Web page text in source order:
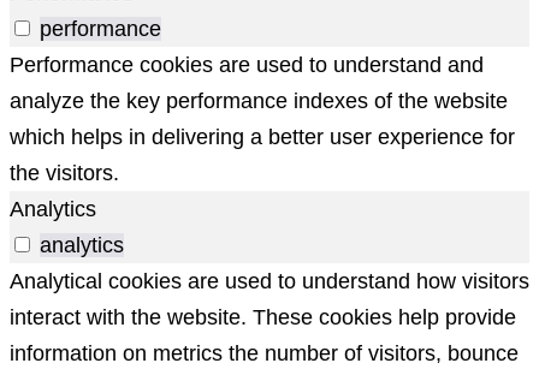
performance
Performance cookies are used to understand and
analyze the key performance indexes of the website
which helps in delivering a better user experience for
the visitors.
Analytics
analytics
Analytical cookies are used to understand how visitors
interact with the website. These cookies help provide
information on metrics the number of visitors, bounce